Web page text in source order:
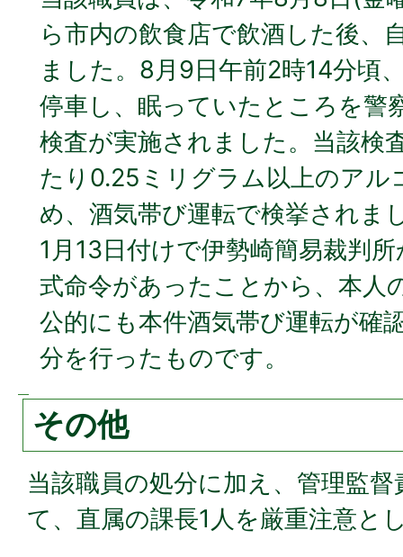
ら市内の飲食店で飲酒した後、
ました。8月9日午前2時14分頃
停車し、眠っていたところを警
検査が実施されました。当該検
たり0.25ミリグラム以上のアル
め、酒気帯び運転で検挙されま
1月13日付けで伊勢崎簡易裁判
式命令があったことから、本人
公的にも本件酒気帯び運転が確
分を行ったものです。
その他
当該職員の処分に加え、管理監
て、直属の課長1人を厳重注意と